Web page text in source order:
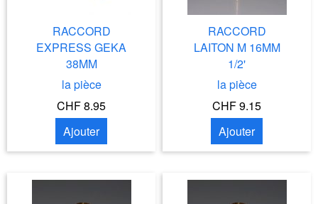
RACCORD
EXPRESS GEKA
38MM
la pièce
CHF 8.95
Ajouter
RACCORD
LAITON M 16MM
1/2'
la pièce
CHF 9.15
Ajouter